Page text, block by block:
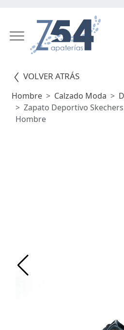
VOLVER ATRÁS
Hombre Calzado Moda
Zapato Deportivo
Hombre